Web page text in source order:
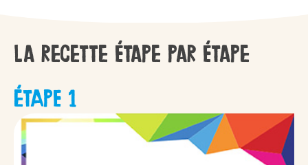
La recette étape par étape
ÉTAPE 1